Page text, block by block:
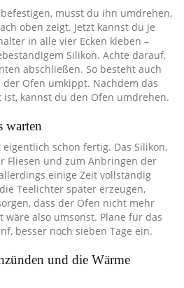
musst du ihn umdrehen,
oben zeigt. Jetzt kannst du je
in alle vier Ecken kleben –
Silikon. Achte darauf,
abschließen. So besteht auch
der Ofen umkippt. Nachdem das
ist, kannst du den Ofen umdrehen.
warten
schon fertig. Das Silikon,
Fliesen und zum Anbringen der
einige Zeit vollständig
Teelichter später erzeugen,
dass der Ofen nicht mehr
wäre also umsonst. Plane für das
besser noch sieben Tage ein.
und die Wärme